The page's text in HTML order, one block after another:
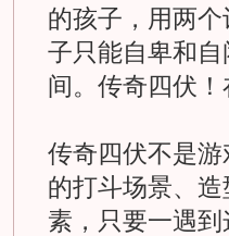
的孩子，用两
子只能自卑和
间。传奇四伏
传奇四伏不是
的打斗场景、
素，只要一遇